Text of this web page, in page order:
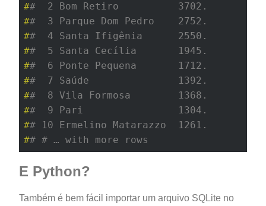
##  2 Bom Retiro          3702.
##  3 Parque Dom Pedro    2752.
##  4 Santa Ifigênia      2550.
##  5 Santa Cecília       1945.
##  6 Ponte Pequena       1712.
##  7 Saúde               1392.
##  8 Vila Formosa        1368.
##  9 Pari                1304.
## 10 Ermelino Matarazzo  1261.
## # … with more rows
E Python?
Também é bem fácil importar um arquivo SQLite no